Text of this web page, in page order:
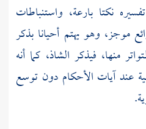
تفسيره نكتا بارعة، واستنباطات
موجز، وهو يهتم أحيانا بذكر
منها، فيذكر الشاذ، كما أنه
عند آيات الأحكام دون توسع